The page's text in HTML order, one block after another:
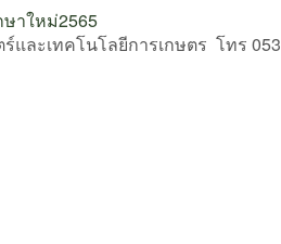
ษาใหม่2565
ละเทคโนโลยีการเกษตร โทร 053